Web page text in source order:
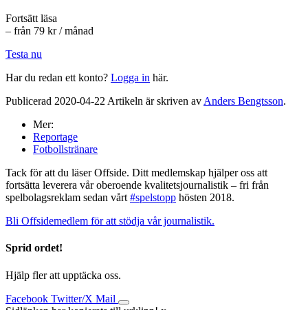
Fortsätt läsa
– från 79 kr / månad
Testa nu
Har du redan ett konto? Logga in här.
Publicerad 2020-04-22 Artikeln är skriven av Anders Bengtsson.
Mer:
Reportage
Fotbollstränare
Tack för att du läser Offside. Ditt medlemskap hjälper oss att
fortsätta leverera vår oberoende kvalitetsjournalistik – fri från
spelbolagsreklam sedan vårt #spelstopp hösten 2018.
Bli Offsidemedlem för att stödja vår journalistik.
Sprid ordet!
Hjälp fler att upptäcka oss.
Facebook Twitter/X Mail